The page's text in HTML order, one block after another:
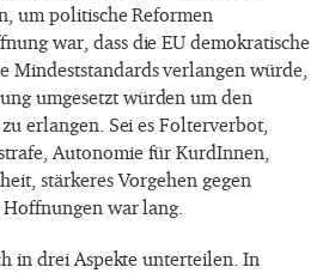
um politische Reformen
war, dass die EU demokratische
Mindeststandards verlangen würde,
umgesetzt würden um den
erlangen. Sei es Folterverbot,
Autonomie für KurdInnen,
stärkeres Vorgehen gegen
Hoffnungen war lang.
in drei Aspekte unterteilen. In